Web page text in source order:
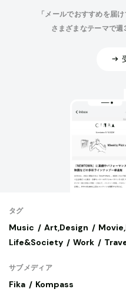
「メールでおすすめを届
さまざまなテーマで週
タグ
Music Art,Design
Life&Society
Work
サブメディア
Fika Kompass